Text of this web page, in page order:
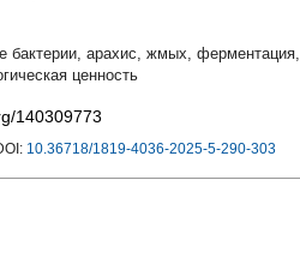
бактерии, арахис, жмых, ферментация,
ценность
140309773
10.36718/1819-4036-2025-5-290-303